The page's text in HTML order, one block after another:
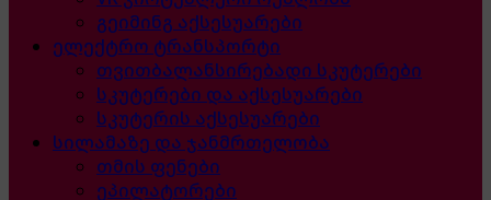
გეიმინგ აქსესუარები
ელექტრო ტრანსპორტი
თვითბალანსირებადი სკუტერები
სკუტერები და აქსესუარები
სკუტერის აქსესუარები
სილამაზე და ჯანმრთელობა
თმის ფენები
ეპილატორები